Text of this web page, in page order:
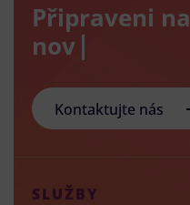
Připraveni na
nový e-sh
Kontaktujte nás
SLUŽBY